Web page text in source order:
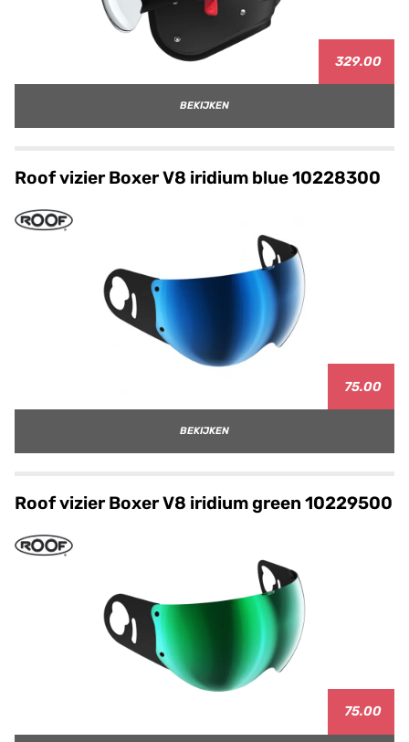
329.00
BEKIJKEN
Roof vizier Boxer V8 iridium blue 10228300
75.00
BEKIJKEN
Roof vizier Boxer V8 iridium green 10229500
75.00